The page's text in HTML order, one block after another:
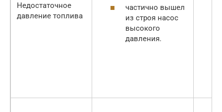
Недостаточное
давление топлива
частично вышел
из строя насос
высокого
давления.